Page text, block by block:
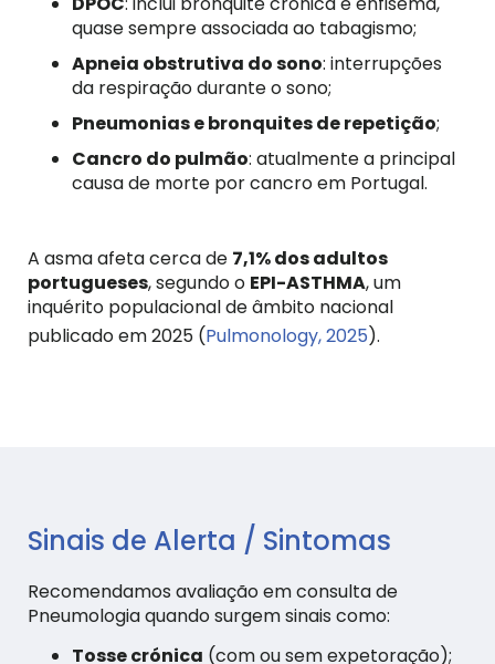
quase sempre associada ao tabagismo;
Apneia obstrutiva do sono: interrupções
da respiração durante o sono;
Pneumonias e bronquites de repetição;
Cancro do pulmão: atualmente a principal
causa de morte por cancro em Portugal.
A asma afeta cerca de 7,1% dos adultos
portugueses, segundo o EPI-ASTHMA, um
inquérito populacional de âmbito nacional
publicado em 2025 (Pulmonology, 2025).
Sinais de Alerta / Sintomas
Recomendamos avaliação em consulta de
Pneumologia quando surgem sinais como:
Tosse crónica (com ou sem expetoração);